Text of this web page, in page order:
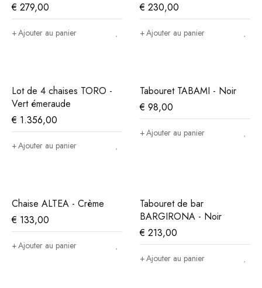
€ 279,00
Ajouter au panier
€ 230,00
Ajouter au panier
Lot de 4 chaises TORO -
Vert émeraude
€ 1.356,00
Ajouter au panier
Tabouret TABAMI - Noir
€ 98,00
Ajouter au panier
Chaise ALTEA - Crème
€ 133,00
Ajouter au panier
Tabouret de bar
BARGIRONA - Noir
€ 213,00
Ajouter au panier